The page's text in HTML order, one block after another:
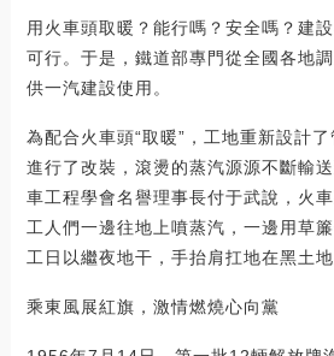
用火車頭取暖？能行嗎？安全嗎？建
可行。于是，鐵道部專門從全國各地
供一汽建設使用。
為配合火車頭“取暖”，工地重新設計
進行了改裝，滾燙的蒸汽源源不斷輸
車工程學會名譽理事長付于武說，火
工人們一邊往地上噴蒸汽，一邊用草
工日以繼夜地干，手抬肩扛地在黑土地
乘東風展紅旗，激情燃燒心向黨